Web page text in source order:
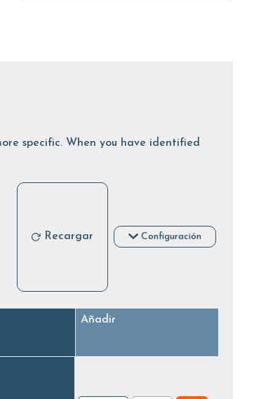
specific. When you have identified
Recargar Configuración
Añadir